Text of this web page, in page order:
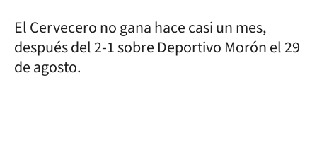
El Cervecero no gana hace casi un mes,
después del 2-1 sobre Deportivo Morón el 29
de agosto.